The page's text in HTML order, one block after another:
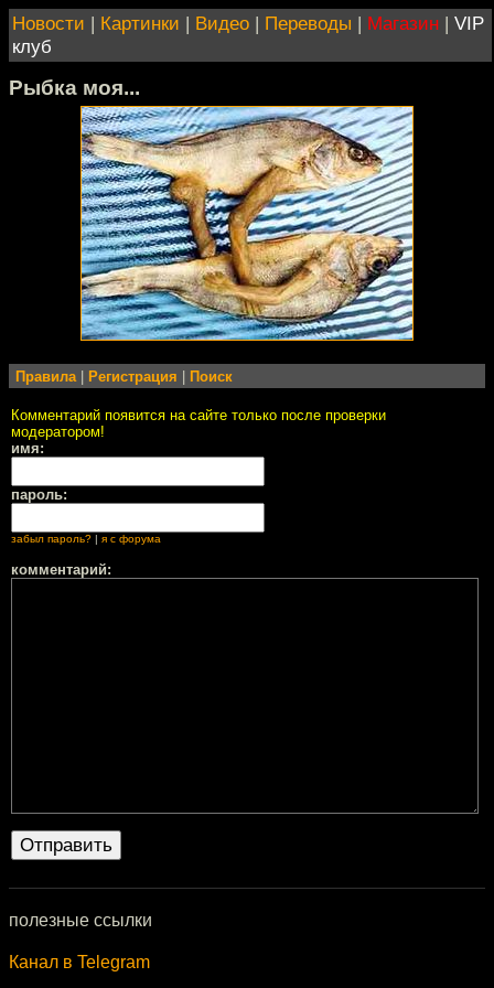
Новости | Картинки | Видео | Переводы | Магазин | VIP
клуб
Рыбка моя...
Правила Регистрация Поиск
Комментарий появится на сайте только после проверки
модератором!
имя:
пароль:
забыл пароль? | я с форума
комментарий:
полезные ссылки
Канал в Telegram